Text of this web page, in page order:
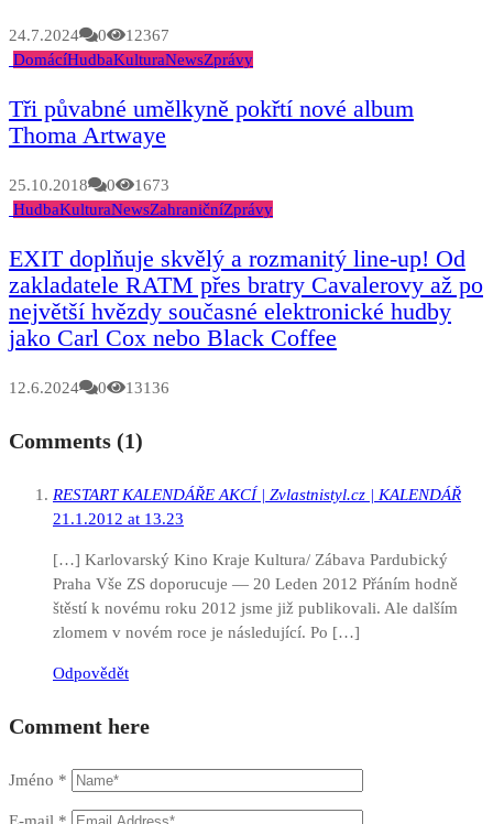
24.7.2024 0
12367
DomácíHudbaKulturaNewsZprávy
Tři půvabné umělkyně pokřtí nové album
Thoma Artwaye
25.10.2018 0
1673
HudbaKulturaNewsZahraničníZprávy
EXIT doplňuje skvělý a rozmanitý line-up! Od
zakladatele RATM přes bratry Cavalerovy až po
největší hvězdy současné elektronické hudby
jako Carl Cox nebo Black Coffee
12.6.2024 0 13136
Comments (1)
RESTART KALENDÁŘE AKCÍ | Zvlastnistyl.cz | KALENDÁŘ
21.1.2012 at 13.23
[…] Karlovarský Kino Kraje Kultura/ Zábava Pardubický
Praha Vše ZS doporucuje — 20 Leden 2012 Přáním hodně
štěstí k novému roku 2012 jsme již publikovali. Ale dalším
zlomem v novém roce je následující. Po […]
Odpovědět
Comment here
Jméno *